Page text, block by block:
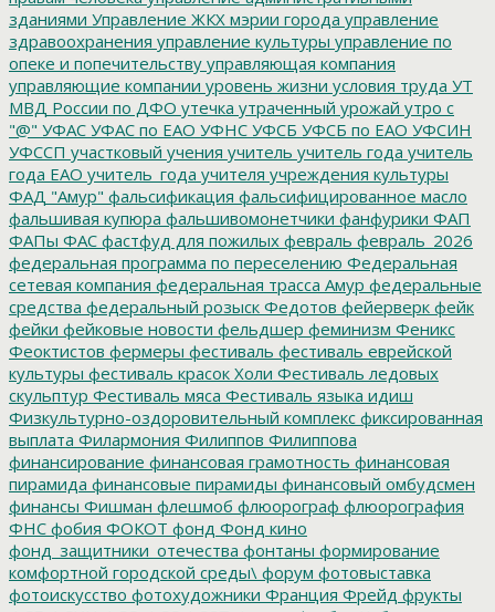
зданиями Управление ЖКХ мэрии города управление
здравоохранения управление культуры управление по
опеке и попечительству управляющая компания
управляющие компании уровень жизни условия труда УТ
МВД России по ДФО утечка утраченный урожай утро с
"@" УФАС УФАС по ЕАО УФНС УФСБ УФСБ по ЕАО УФСИН
УФССП участковый учения учитель учитель года учитель
года ЕАО учитель_года учителя учреждения культуры
ФАД "Амур" фальсификация фальсифицированное масло
фальшивая купюра фальшивомонетчики фанфурики ФАП
ФАПы ФАС фастфуд для пожилых февраль февраль_2026
федеральная программа по переселению Федеральная
сетевая компания федеральная трасса Амур федеральные
средства федеральный розыск Федотов фейерверк фейк
фейки фейковые новости фельдшер феминизм Феникс
Феоктистов фермеры фестиваль фестиваль еврейской
культуры фестиваль красок Холи Фестиваль ледовых
скульптур Фестиваль мяса Фестиваль языка идиш
Физкультурно-оздоровительный комплекс фиксированная
выплата Филармония Филиппов Филиппова
финансирование финансовая грамотность финансовая
пирамида финансовые пирамиды финансовый омбудсмен
финансы Фишман флешмоб флюорограф флюорография
ФНС фобия ФОКОТ фонд Фонд кино
фонд_защитники_отечества фонтаны формирование
комфортной городской среды\ форум фотовыставка
фотоискусство фотохудожники Франция Фрейд фрукты